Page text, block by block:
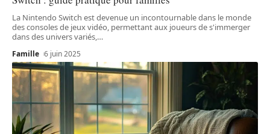
La Nintendo Switch est devenue un incontournable dans le monde
des consoles de jeux vidéo, permettant aux joueurs de s'immerger
dans des univers variés,…
Famille 6 juin 2025